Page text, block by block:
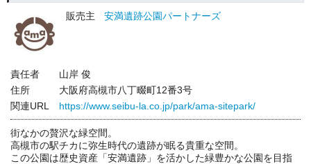
販売主
安満遺跡公園パートナーズ
責任者
山岸 俊
住所
大阪府高槻市八丁畷町12番3号
関連URL
https://www.seibu-la.co.jp/park/ama-sitepark/
街なかの贅沢な緑空間。
高槻市の駅チカに弥生時代の遺跡が眠る貴重な空間。
この公園は歴史資産「安満遺跡」を活かした緑豊かな公園を目指